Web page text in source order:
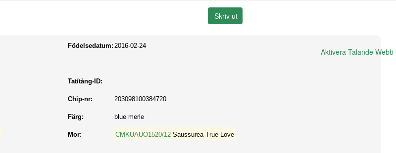
Aktivera Talande Webb
Födelsedatum: 2016-02-24
Tat/tång-ID:
Chip-nr: 203098100384720
Färg: blue merle
Mor: CMKUAUO1520/12 Saussurea True Love